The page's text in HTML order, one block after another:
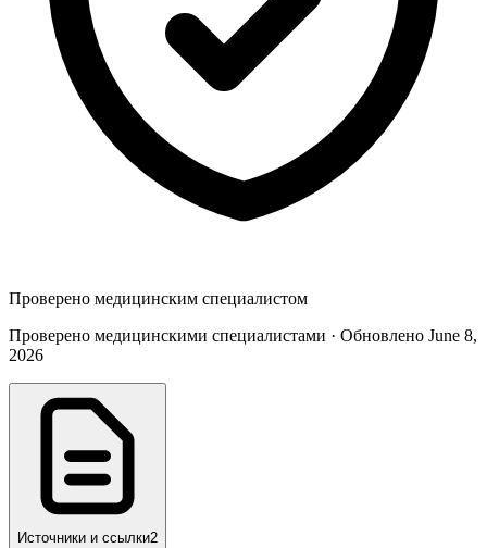
Проверено медицинским специалистом
Проверено медицинскими специалистами · Обновлено June 8,
2026
Источники и ссылки2